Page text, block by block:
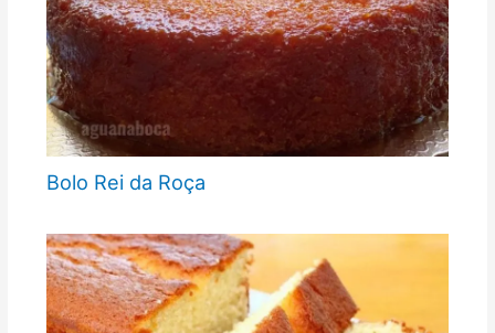
Bolo Rei da Roça